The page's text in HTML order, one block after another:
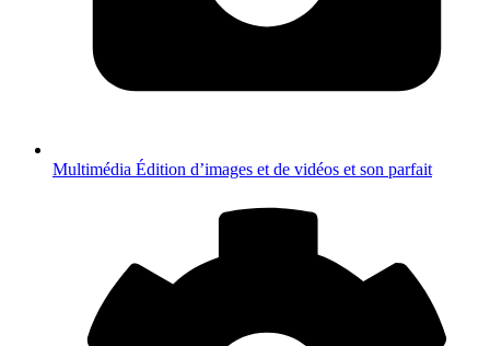
Multimédia Édition d’images et de vidéos et son parfait